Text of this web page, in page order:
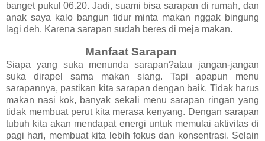
banget pukul 06.20. Jadi, suami bisa sarapan di rumah, dan
anak saya kalo bangun tidur minta makan nggak bingung
lagi deh. Karena sarapan sudah beres di meja makan.
Manfaat Sarapan
Siapa yang suka menunda sarapan?atau jangan-jangan
suka dirapel sama makan siang. Tapi apapun menu
sarapannya, pastikan kita sarapan dengan baik. Tidak harus
makan nasi kok, banyak sekali menu sarapan ringan yang
tidak membuat perut kita merasa kenyang. Dengan sarapan
tubuh kita akan mendapat energi untuk memulai aktivitas di
pagi hari, membuat kita lebih fokus dan konsentrasi. Selain